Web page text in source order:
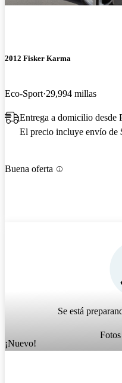
2012 Fisker Karma
Eco-Sport 29,994 millas
Entrega a domicilio desde
El precio incluye envío de
Buena oferta
Se está
¡Nuevo!